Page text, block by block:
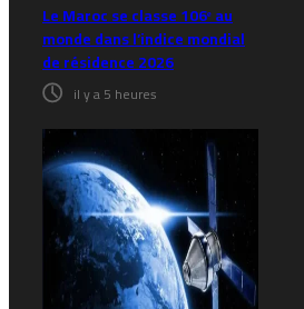
Le Maroc se classe 106ᵉ au
monde dans l’indice mondial
de résidence 2026
il y a 5 heures